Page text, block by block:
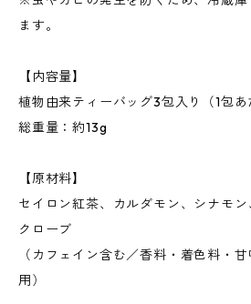
ます。
【内容量】
植物由来ティーバッグ3包入り（1包あ
総重量：約13g
【原材料】
セイロン紅茶、カルダモン、シナモン
クローブ
（カフェイン含む／香料・着色料・
用）